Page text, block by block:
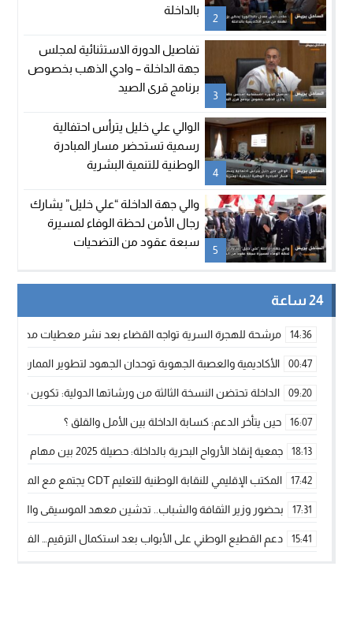
2
بالداخلة
3
تفاصيل الدورة الاستثنائية لمجلس
جهة الداخلة – وادي الذهب بخصوص
برنامج قرى الصيد
4
الوالي علي خليل يترأس احتفالية
رسمية تستحضر مسار المبادرة
الوطنية للتنمية البشرية
5
والي جهة الداخلة “علي خليل” يشارك
رجال الأمن لحظة الوفاء لمسيرة
سبعة عقود من التضحيات
24 ساعة
14:36 مرشحة للهجرة السرية تواجه القضاء بعد نشر معطيات مضللة
00:47 الأكاديمية والعصبة الجهوية توحدان الجهود لتطوير الممارسة
09:20 الداخلة تحتضن النسخة الثالثة من ورشاتها الدولية: تكوين
16:07 حين يتأخر الدعم: كسابة الداخلة بين الأمل والقلق ؟
18:13 جمعية إنقاذ الأرواح البحرية بالداخلة: حصيلة 2025 بين مهام الإنقاذ ومشروع “دار البحار”
17:42 المكتب الإقليمي للنقابة الوطنية للتعليم CDT يجتمع مع المدير الإقليمي لمناقشة ملفات جوهرية لنساء ورجال التعليم
17:31 بحضور وزير الثقافة والشباب.. تدشين معهد الموسيقى والفنون
15:41 دعم القطيع الوطني على الأبواب بعد استكمال الترقيم…